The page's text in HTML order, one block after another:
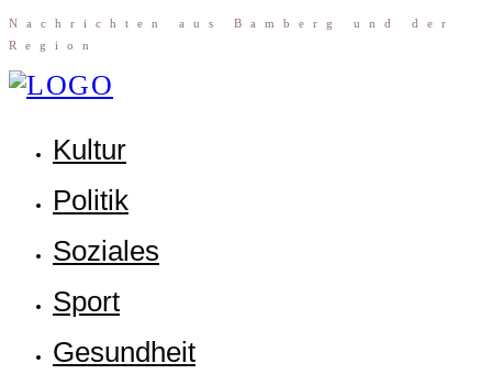
Nach­rich­ten aus Bam­berg und der
Region
Kul­tur
Poli­tik
Sozia­les
Sport
Gesund­heit